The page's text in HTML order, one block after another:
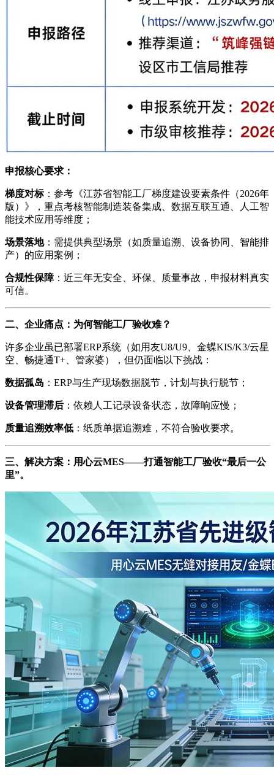
申报核心要求：
梯度对标：参考《江苏省智能工厂梯度建设要素条件（2026年
版）》，重点考核智能制造装备集成、数据互联互通、人工智
能技术应用等维度；
场景落地：需提供典型场景（如质量追溯、设备协同、智能排
产）的应用案例；
合规性保障：近三年无安全、环保、质量事故，申报材料真实
可信。
二、企业痛点：为何智能工厂验收难？
许多企业虽已部署ERP系统（如用友U8/U9、金蝶KIS/K3/云星
空、畅捷通T+、管家婆），但仍面临以下挑战：
数据孤岛 ：ERP与生产现场数据脱节，计划与执行脱节；
设备管理滞后 ：依赖人工记录设备状态，故障响应慢；
质量追溯效率低 ：纸质单据追溯难，不符合验收要求。
三、解决方案：用心云MES——打通智能工厂验收“最后一公
里”。